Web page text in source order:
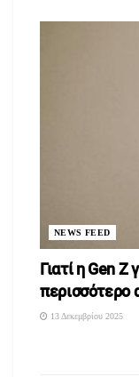
NEWS FEED
Γιατί η Gen Z
περισσότερο
13 Δεκεμβρίου 2025